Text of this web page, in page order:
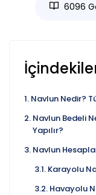
6096
Navlun Nedir?
Navlun Bedeli
Yapılır?
Navlun
Karayolu
Havayolu